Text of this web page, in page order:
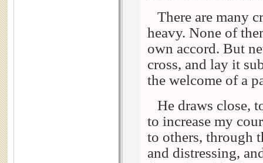
There are many
heavy. None of
own accord. But
cross, and lay it
the welcome of a
He draws close,
to increase my
to others, through
and distressing,